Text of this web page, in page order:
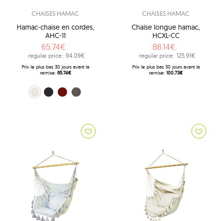
CHAISES HAMAC
Hamac-chaise en cordes,
AHC-11
65.74€
regular price: 94.09€
Prix ​​le plus bas 30 jours avant la
remise: 65.74€
ecru (0209)noir (10)rouge (325)gris (9)
CHAISES HAMAC
Chaise longue hamac,
HCXL-CC
88.14€
regular price: 125.91€
Prix ​​le plus bas 30 jours avant la
remise: 100.73€